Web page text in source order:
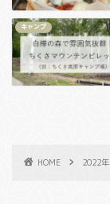
キャンプ
HOME 2022年